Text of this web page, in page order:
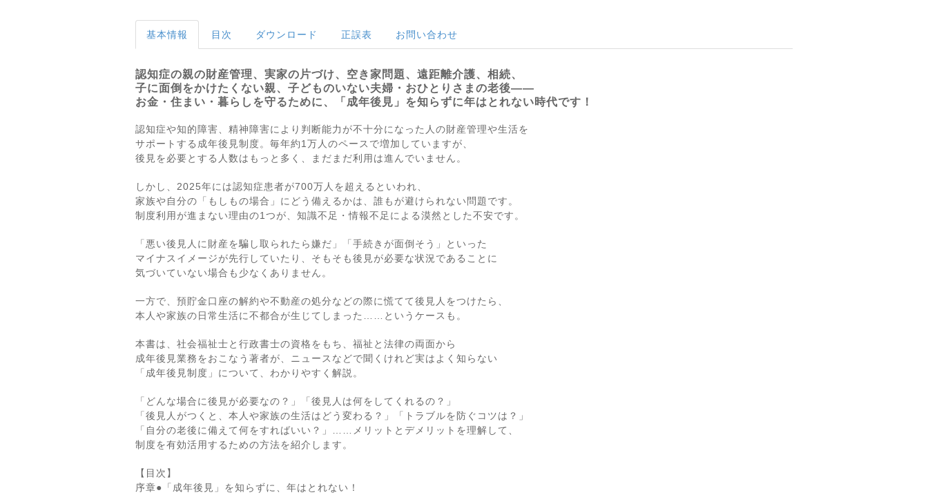
基本情報 目次 ダウンロード 正誤表 お問い合わせ
認知症の親の財産管理、実家の片づけ、空き家問題、遠距離介護、相続、
子に面倒をかけたくない親、子どものいない夫婦・おひとりさまの老後――
お金・住まい・暮らしを守るために、「成年後見」を知らずに年はとれない時代です！
認知症や知的障害、精神障害により判断能力が不十分になった人の財産管理や生活を
サポートする成年後見制度。毎年約1万人のペースで増加していますが、
後見を必要とする人数はもっと多く、まだまだ利用は進んでいません。
しかし、2025年には認知症患者が700万人を超えるといわれ、
家族や自分の「もしもの場合」にどう備えるかは、誰もが避けられない問題です。
制度利用が進まない理由の1つが、知識不足・情報不足による漠然とした不安です。
「悪い後見人に財産を騙し取られたら嫌だ」「手続きが面倒そう」といった
マイナスイメージが先行していたり、そもそも後見が必要な状況であることに
気づいていない場合も少なくありません。
一方で、預貯金口座の解約や不動産の処分などの際に慌てて後見人をつけたら、
本人や家族の日常生活に不都合が生じてしまった……というケースも。
本書は、社会福祉士と行政書士の資格をもち、福祉と法律の両面から
成年後見業務をおこなう著者が、ニュースなどで聞くけれど実はよく知らない
「成年後見制度」について、わかりやすく解説。
「どんな場合に後見が必要なの？」「後見人は何をしてくれるの？」
「後見人がつくと、本人や家族の生活はどう変わる？」「トラブルを防ぐコツは？」
「自分の老後に備えて何をすればいい？」……メリットとデメリットを理解して、
制度を有効活用するための方法を紹介します。
【目次】
序章●「成年後見」を知らずに、年はとれない！